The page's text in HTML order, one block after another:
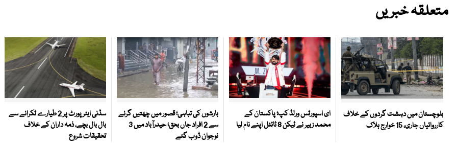
متعلقہ خبریں
بلوچستان میں دہشت گردوں کے خلاف
کارروائیاں جاری، 15 خوارج ہلاک
ای اسپورٹس ورلڈ کپ؛ پاکستان کے
محمد زبیر نے ٹیکن 8 ٹائٹل اپنے نام لیا
بارشوں کی تباہی؛ قصور میں چھتیں گرنے
سے 2 افراد جاں بحق؛ حیدرآباد میں 3
نوجوان ڈوب گئے
سڈنی ایئرپورٹ پر 2 طیارے ٹکرانے سے
بال بال بچے، ذمہ داران کے خلاف
تحقیقات شروع